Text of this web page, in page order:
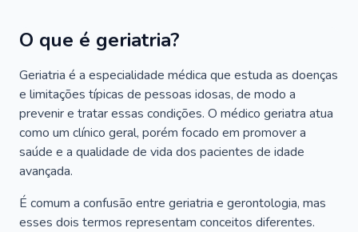
O que é geriatria?
Geriatria é a especialidade médica que estuda as doenças
e limitações típicas de pessoas idosas, de modo a
prevenir e tratar essas condições. O médico geriatra atua
como um clínico geral, porém focado em promover a
saúde e a qualidade de vida dos pacientes de idade
avançada.
É comum a confusão entre geriatria e gerontologia, mas
esses dois termos representam conceitos diferentes.